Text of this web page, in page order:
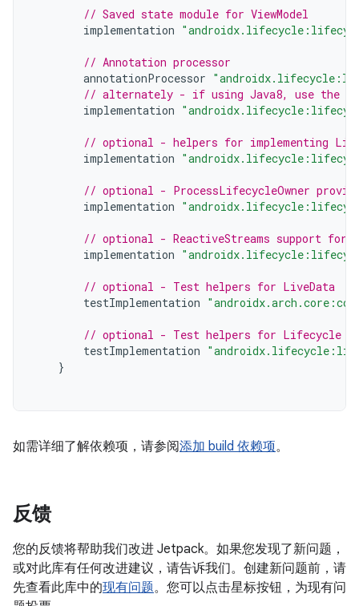
// Saved state module for ViewModel
implementation
// Annotation processor
annotationProcessor
// alternately - if using Java8, use the
implementation
// optional - helpers for implementing
implementation
// optional - ProcessLifecycleOwner
implementation
// optional - ReactiveStreams support for
implementation
// optional - Test helpers for LiveData
testImplementation
// optional - Test helpers for Lifecycle
testImplementation
}
如需详细了解依赖项，请参阅添加 build 依赖项。
反馈
您的反馈将帮助我们改进 Jetpack。如果您发现了新问题，
或对此库有任何改进建议，请告诉我们。创建新问题前，请
先查看此库中的现有问题。您可以点击星标按钮，为现有问